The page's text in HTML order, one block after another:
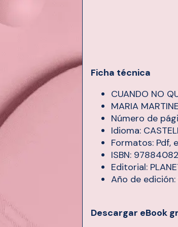
Ficha técnica
CUANDO NO
MARIA
Número de
Idioma:
Formatos: Pdf,
ISBN:
Editorial:
Año de edición:
Descargar eBook